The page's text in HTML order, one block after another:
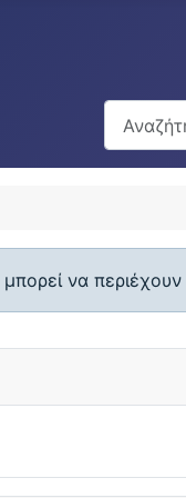
Αναζήτηση
Type 2
να